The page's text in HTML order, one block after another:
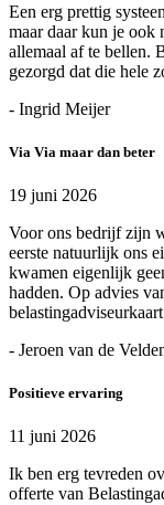
Een erg prettig
maar daar kun je ook
allemaal af te bellen.
gezorgd dat die hele
- Ingrid Meijer
Via Via maar dan beter
19 juni 2026
Voor ons bedrijf zijn
eerste natuurlijk ons
kwamen eigenlijk
hadden. Op advies
- Jeroen van de
Positieve ervaring
11 juni 2026
Ik ben erg tevreden
offerte van